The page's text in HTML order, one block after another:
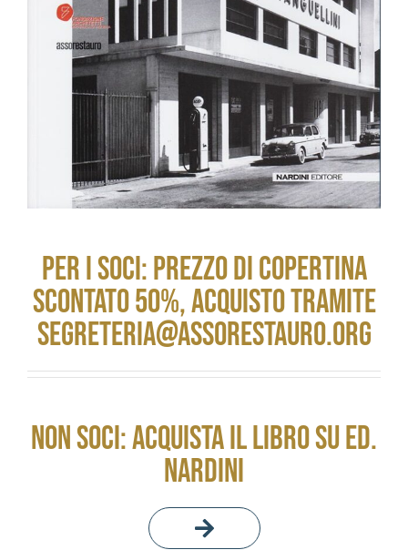
PER I SOCI: PREZZO DI COPERTINA
SCONTATO 50%, ACQUISTO TRAMITE
SEGRETERIA@ASSORESTAURO.ORG
NON SOCI: ACQUISTA IL LIBRO SU ED.
NARDINI